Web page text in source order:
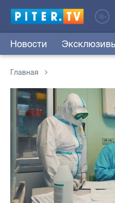
Новости
Главная